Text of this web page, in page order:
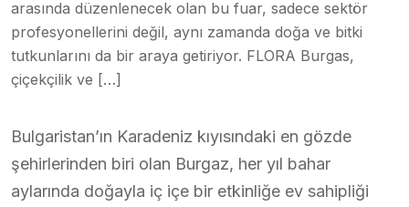
arasında düzenlenecek olan bu fuar, sadece sektör
profesyonellerini değil, aynı zamanda doğa ve bitki
tutkunlarını da bir araya getiriyor. FLORA Burgas,
çiçekçilik ve […]
Bulgaristan’ın Karadeniz kıyısındaki en gözde
şehirlerinden biri olan Burgaz, her yıl bahar
aylarında doğayla iç içe bir etkinliğe ev sahipliği